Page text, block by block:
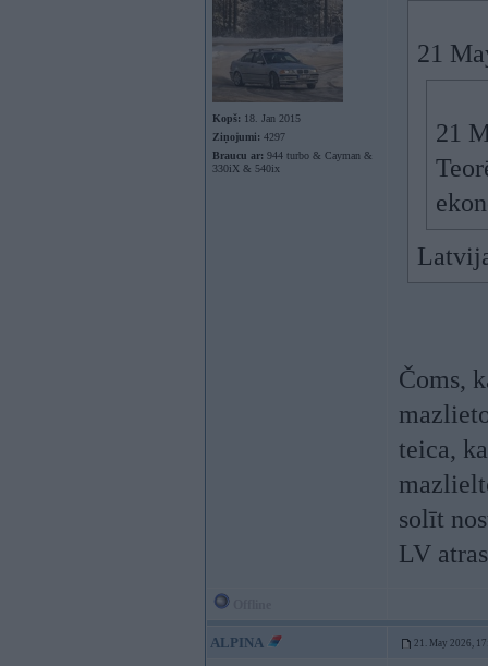
Kopš: 18. Jan 2015
Ziņojumi: 4297
Braucu ar: 944 turbo & Cayman &
330iX & 540ix
21
21
Čoms,
teica,
solīt
LV
ALPINA 21. May 2026,